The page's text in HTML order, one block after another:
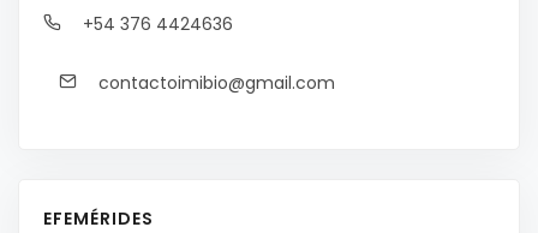
+54 376 4424636
contactoimibio@gmail.com
EFEMÉRIDES